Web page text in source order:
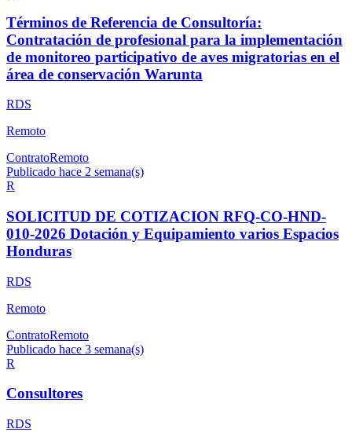
Términos de Referencia de Consultoría:
Contratación de profesional para la implementación
de monitoreo participativo de aves migratorias en el
área de conservación Warunta
RDS
Remoto
ContratoRemoto
Publicado hace 2 semana(s)
R
SOLICITUD DE COTIZACION RFQ-CO-HND-
010-2026 Dotación y Equipamiento varios Espacios
Honduras
RDS
Remoto
ContratoRemoto
Publicado hace 3 semana(s)
R
Consultores
RDS